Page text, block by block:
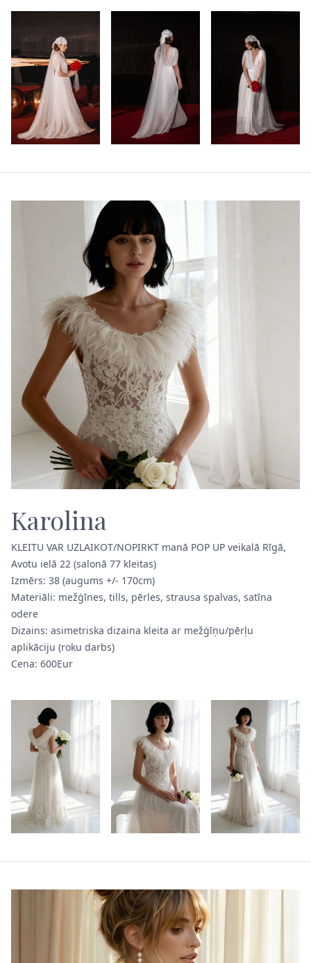
Karolina
KLEITU VAR UZLAIKOT/NOPIRKT manā POP UP veikalā Rīgā,
Avotu ielā 22 (salonā 77 kleitas)
Izmērs: 38 (augums +/- 170cm)
Materiāli: mežģīnes, tills, pērles, strausa spalvas, satīna
odere
Dizains: asimetriska dizaina kleita ar mežģīņu/pērļu
aplikāciju (roku darbs)
Cena: 600Eur